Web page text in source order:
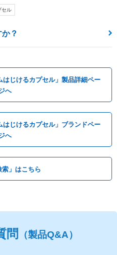
セル
？
はじけるカプセル」製品詳細ペー
へ
はじけるカプセル」ブランドペー
へ
索」はこちら
問 （製品Q&A）